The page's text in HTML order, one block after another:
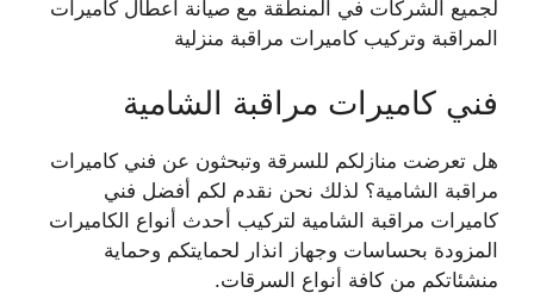
لجميع الشركات في المنطقة مع صيانة اعطال كاميرات
المراقبة وتركيب كاميرات مراقبة منزلية
فني كاميرات مراقبة الشامية
هل تعرضت منازلكم للسرقة وتبحثون عن فني كاميرات
مراقبة الشامية؟ لذلك نحن نقدم لكم أفضل فني
كاميرات مراقبة الشامية لتركيب أحدث أنواع الكاميرات
المزودة بحساسات وجهاز انذار لحمايتكم وحماية
منشئاتكم من كافة أنواع السرقات.